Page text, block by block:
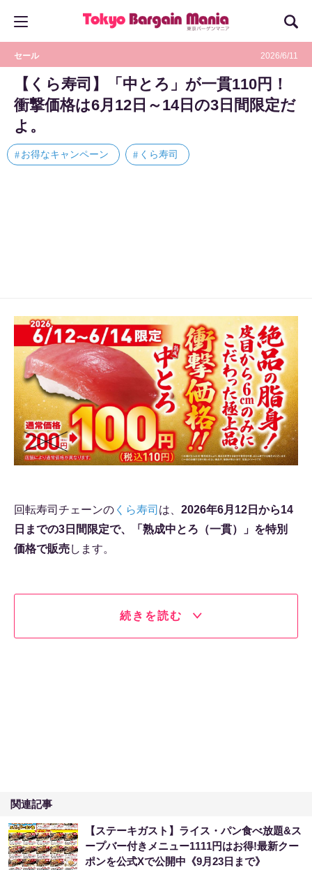
セール 2026/6/11
【くら寿司】「中とろ」が一貫110円！
衝撃価格は6月12日～14日の3日間限定だ
よ。
お得なキャンペーン くら寿司
回転寿司チェーンの くら寿司 は、 2026年6月12日から14
日までの3日間限定で、「熟成中とろ（一貫）」を特別
価格で販売します。
続きを読む
関連記事
【ステーキガスト】ライス・パン食べ放題&ス
ープバー付きメニュー1111円はお得!最新クー
ポンを公式Xで公開中《9月23日まで》